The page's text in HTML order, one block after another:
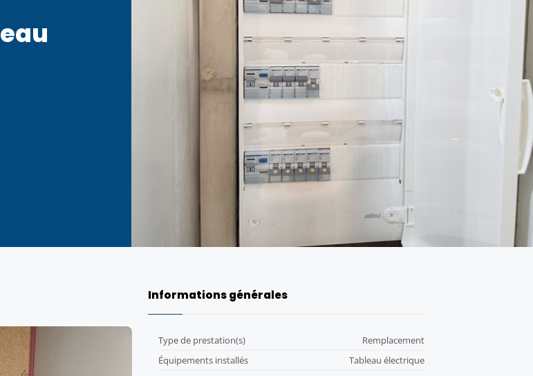
Informations générales
Type de prestation(s)
Remplacement
Équipements installés
Tableau électrique